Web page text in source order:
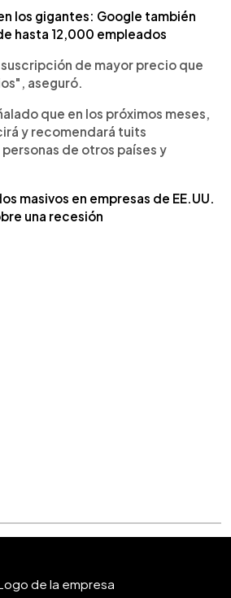
los gigantes: Google también
hasta 12,000 empleados
de mayor precio que
aseguró.
que en los próximos meses,
y recomendará tuits
de otros países y
masivos en empresas de EE.UU.
una recesión